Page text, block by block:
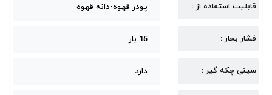
قابلیت استفاده از : پودر قهوه-دانه قهوه
فشار بخار : 15 بار
سینی چکه گیر : دارد